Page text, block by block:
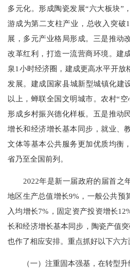
多元化。形成陶瓷发展“六大板块”
游成为第二支柱产业，总收入突破
展，多元产业格局形成。三是推动
改革红利，打造一流营商环境。建
泉1小时经济圈，建成更高水平开放
发展。建成国家县城新型城镇化建
以上，蝉联全国文明城市。农村“
形成乡村振兴德化样板。五是推动
增长和经济增长基本同步，就业、
文体等基本公共服务更加优质均衡
省乃至全国前列。
2022年是新一届政府的届首之
地区生产总值增长9%，一般公共预
入均增长7%，固定资产投资增长
长和经济增长基本同步，陶瓷产值
也作了相应安排。重点抓好以下六方
（一）注重固本强基，在转型升